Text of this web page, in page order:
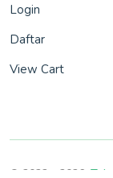
Login
Daftar
View Cart
© 2022 - 2026,